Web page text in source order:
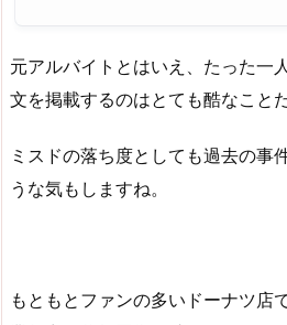
元アルバイトとはいえ、たった一
文を掲載するのはとても酷なこと
ミスドの落ち度としても過去の事
うな気もしますね。
もともとファンの多いドーナツ店